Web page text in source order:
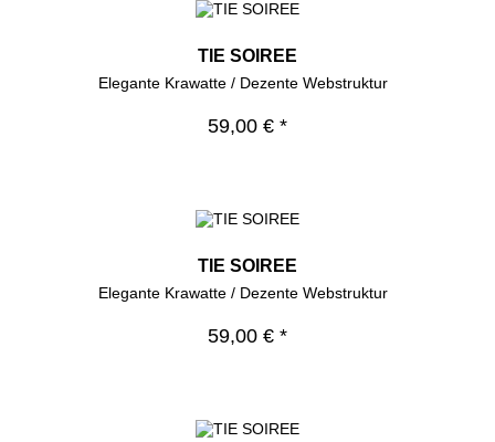
TIE SOIREE
Elegante Krawatte / Dezente Webstruktur
59,00 € *
TIE SOIREE
Elegante Krawatte / Dezente Webstruktur
59,00 € *